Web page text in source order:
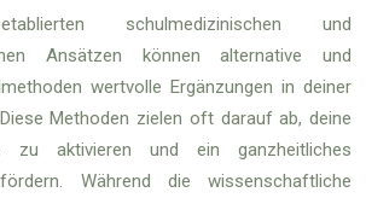
schulmedizinischen und
Ansätzen können alternative und
wertvolle Ergänzungen in deiner
Methoden zielen oft darauf ab, deine
zu aktivieren und ein ganzheitliches
Während die wissenschaftliche